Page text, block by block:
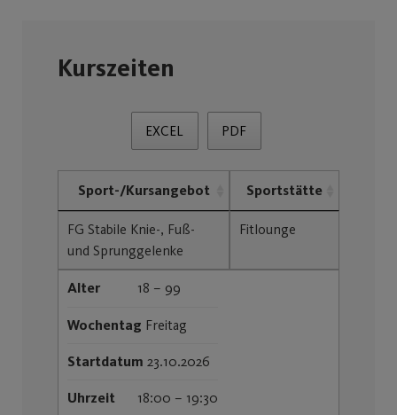
Kurszeiten
EXCEL PDF
Sport-/Kursangebot Sportstätte
FG Stabile Knie-, Fuß-
und Sprunggelenke
Fitlounge
Alter 18 – 99
Wochentag Freitag
Startdatum 23.10.2026
Uhrzeit 18:00 – 19:30